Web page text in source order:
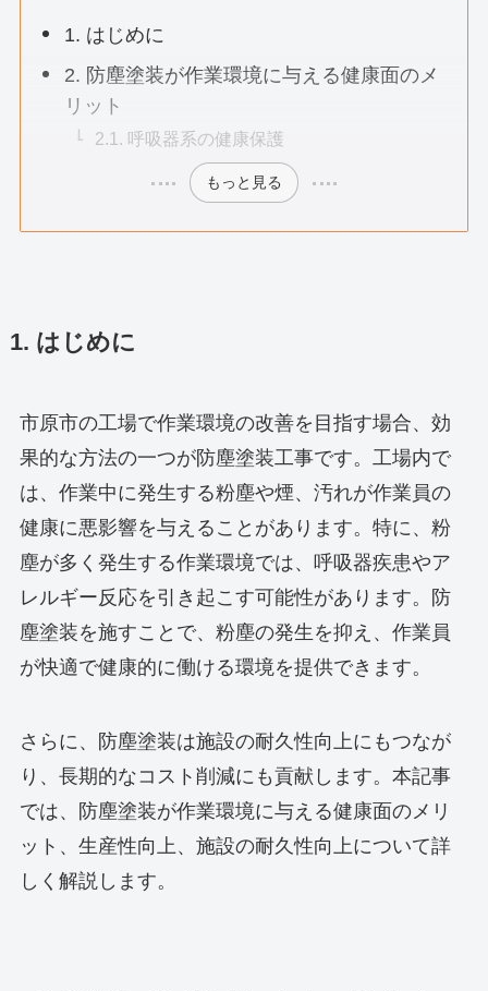
1. はじめに
2. 防塵塗装が作業環境に与える健康面のメ
リット
2.1. 呼吸器系の健康保護
もっと見る
1. はじめに
市原市の工場で作業環境の改善を目指す場合、効
果的な方法の一つが防塵塗装工事です。工場内で
は、作業中に発生する粉塵や煙、汚れが作業員の
健康に悪影響を与えることがあります。特に、粉
塵が多く発生する作業環境では、呼吸器疾患やア
レルギー反応を引き起こす可能性があります。防
塵塗装を施すことで、粉塵の発生を抑え、作業員
が快適で健康的に働ける環境を提供できます。
さらに、防塵塗装は施設の耐久性向上にもつなが
り、長期的なコスト削減にも貢献します。本記事
では、防塵塗装が作業環境に与える健康面のメリ
ット、生産性向上、施設の耐久性向上について詳
しく解説します。